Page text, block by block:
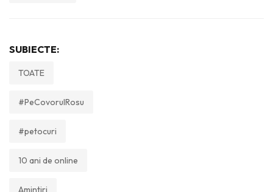
SUBIECTE:
TOATE
#PeCovorulRosu
#petocuri
10 ani de online
Amintiri